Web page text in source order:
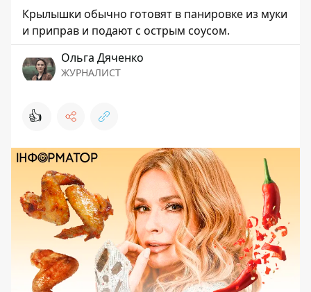
Крылышки обычно готовят в панировке из муки
и приправ и подают с острым соусом.
Ольга Дяченко
ЖУРНАЛИСТ
👍